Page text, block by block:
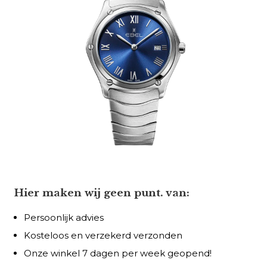
Hier maken wij geen punt. van:
Persoonlijk advies
Kosteloos en verzekerd verzonden
Onze winkel 7 dagen per week geopend!